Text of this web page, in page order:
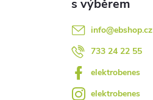
info@ebshop.cz
733 24 22 55
elektrobenes
elektrobenes